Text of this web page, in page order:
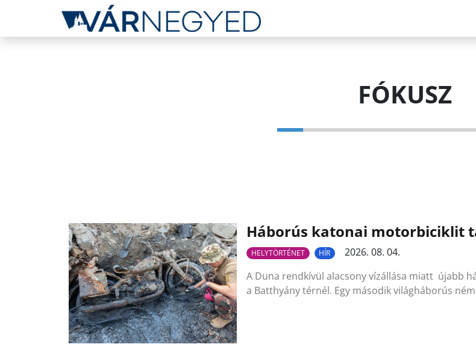
FÓKUSZ
Háborús katonai motorbiciklit
HELYTÖRTÉNET HÍR
2026. 08. 04.
A Duna rendkívül alacsony vízállása miatt újabb
a Batthyány térnél. Egy második világháborús